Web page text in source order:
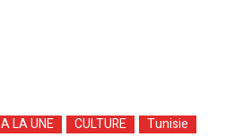
A LA UNE CULTURE Tunisie